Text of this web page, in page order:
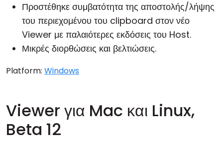
Προστέθηκε συμβατότητα της αποστολής/λήψης
του περιεχομένου του clipboard στον νέο
Viewer με παλαιότερες εκδόσεις του Host.
Μικρές διορθώσεις και βελτιώσεις.
Platform: Windows
Viewer για Mac και Linux,
Beta 12